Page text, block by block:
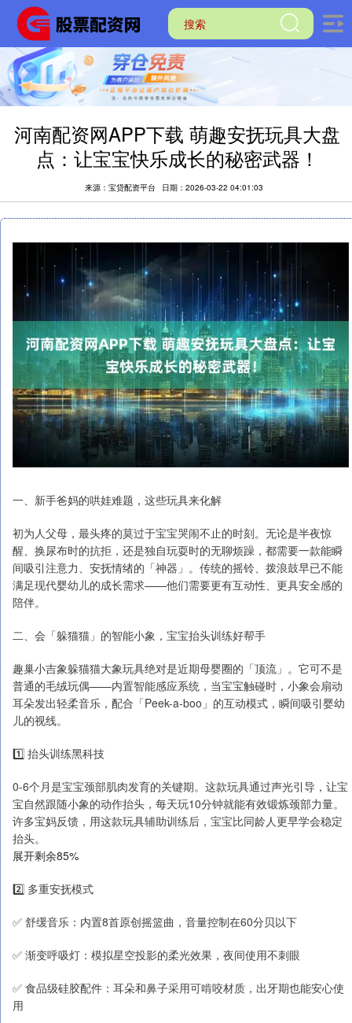
河南配资网APP下载 萌趣安抚玩具大盘
点：让宝宝快乐成长的秘密武器！
来源：宝贷配资平台 日期：2026-03-22 04:01:03
一、新手爸妈的哄娃难题，这些玩具来化解
初为人父母，最头疼的莫过于宝宝哭闹不止的时刻。无论是半夜惊
醒、换尿布时的抗拒，还是独自玩耍时的无聊烦躁，都需要一款能瞬
间吸引注意力、安抚情绪的「神器」。传统的摇铃、拨浪鼓早已不能
满足现代婴幼儿的成长需求——他们需要更有互动性、更具安全感的
陪伴。
二、会「躲猫猫」的智能小象，宝宝抬头训练好帮手
趣巢小吉象躲猫猫大象玩具绝对是近期母婴圈的「顶流」。它可不是
普通的毛绒玩偶——内置智能感应系统，当宝宝触碰时，小象会扇动
耳朵发出轻柔音乐，配合「Peek-a-boo」的互动模式，瞬间吸引婴幼
儿的视线。
1️⃣ 抬头训练黑科技
0-6个月是宝宝颈部肌肉发育的关键期。这款玩具通过声光引导，让宝
宝自然跟随小象的动作抬头，每天玩10分钟就能有效锻炼颈部力量。
许多宝妈反馈，用这款玩具辅助训练后，宝宝比同龄人更早学会稳定
抬头。
展开剩余85%
2️⃣ 多重安抚模式
✅ 舒缓音乐：内置8首原创摇篮曲，音量控制在60分贝以下
✅ 渐变呼吸灯：模拟星空投影的柔光效果，夜间使用不刺眼
✅ 食品级硅胶配件：耳朵和鼻子采用可啃咬材质，出牙期也能安心使
用